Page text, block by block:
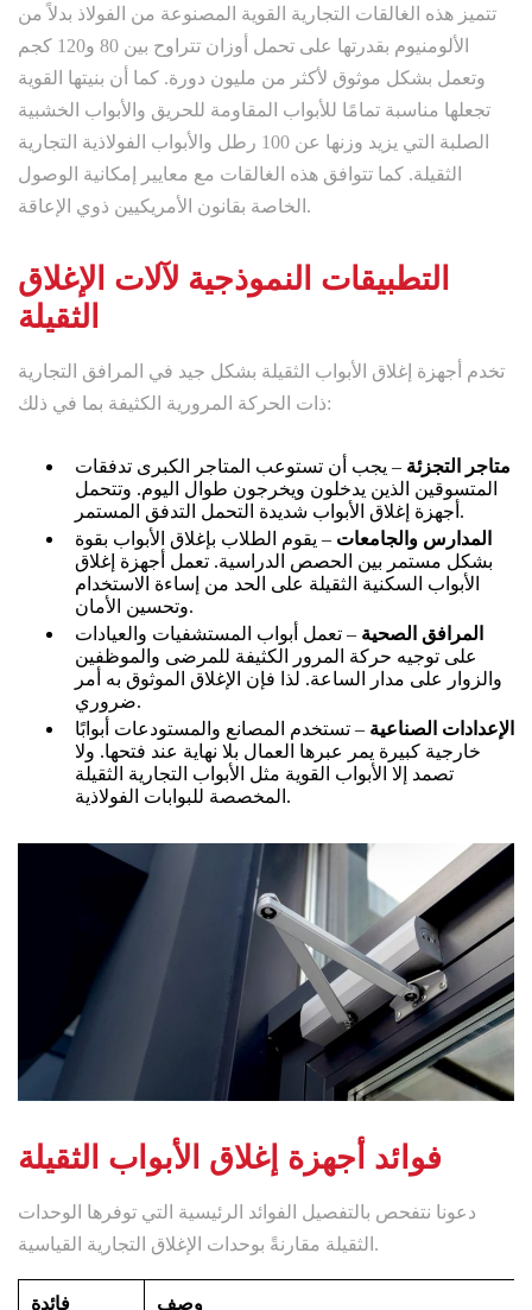
تتميز هذه الغالقات التجارية القوية المصنوعة من الفولاذ بدلاً من
الألومنيوم بقدرتها على تحمل أوزان تتراوح بين 80 و120 كجم
وتعمل بشكل موثوق لأكثر من مليون دورة. كما أن بنيتها القوية
تجعلها مناسبة تمامًا للأبواب المقاومة للحريق والأبواب الخشبية
الصلبة التي يزيد وزنها عن 100 رطل والأبواب الفولاذية التجارية
الثقيلة. كما تتوافق هذه الغالقات مع معايير إمكانية الوصول
الخاصة بقانون الأمريكيين ذوي الإعاقة.
التطبيقات النموذجية لآلات الإغلاق
الثقيلة
تخدم أجهزة إغلاق الأبواب الثقيلة بشكل جيد في المرافق التجارية
ذات الحركة المرورية الكثيفة بما في ذلك:
متاجر التجزئة – يجب أن تستوعب المتاجر الكبرى تدفقات
المتسوقين الذين يدخلون ويخرجون طوال اليوم. وتتحمل
أجهزة إغلاق الأبواب شديدة التحمل التدفق المستمر.
المدارس والجامعات – يقوم الطلاب بإغلاق الأبواب بقوة
بشكل مستمر بين الحصص الدراسية. تعمل أجهزة إغلاق
الأبواب السكنية الثقيلة على الحد من إساءة الاستخدام
وتحسين الأمان.
المرافق الصحية – تعمل أبواب المستشفيات والعيادات
على توجيه حركة المرور الكثيفة للمرضى والموظفين
والزوار على مدار الساعة. لذا فإن الإغلاق الموثوق به أمر
ضروري.
الإعدادات الصناعية – تستخدم المصانع والمستودعات أبوابًا
خارجية كبيرة يمر عبرها العمال بلا نهاية عند فتحها. ولا
تصمد إلا الأبواب القوية مثل الأبواب التجارية الثقيلة
المخصصة للبوابات الفولاذية.
فوائد أجهزة إغلاق الأبواب الثقيلة
دعونا نتفحص بالتفصيل الفوائد الرئيسية التي توفرها الوحدات
الثقيلة مقارنةً بوحدات الإغلاق التجارية القياسية.
فائدة وصف